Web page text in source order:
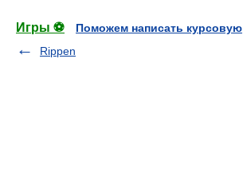
Игры ⚽
Поможем написать курсовую
Rippen